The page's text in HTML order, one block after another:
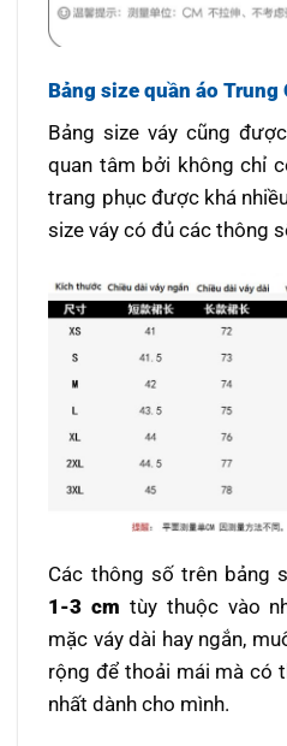
Bảng size quần áo Trung
Bảng size váy cũng
quan tâm bởi không chỉ
trang phục được khá
size váy có đủ các thông
Các thông số trên bảng
1-3 cm tùy thuộc vào
mặc váy dài hay ngắn,
rộng để thoải mái mà có
nhất dành cho mình.